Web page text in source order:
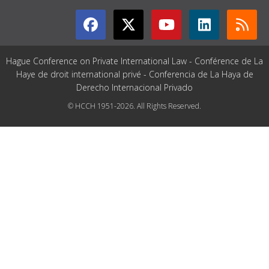
Hague Conference on Private International Law - Conférence de La
Haye de droit international privé - Conferencia de La Haya de
Derecho Internacional Privado
© HCCH 1951-2026. All Rights Reserved.